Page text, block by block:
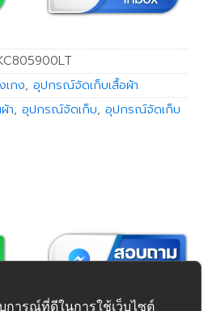
เกง, อุปกรณ์จัดเก็บเสื้อผ้า
า, อุปกรณ์จัดเก็บ, อุปกรณ์จัดเก็บ
การณ์ที่ดีในการใช้เว็บไซต์